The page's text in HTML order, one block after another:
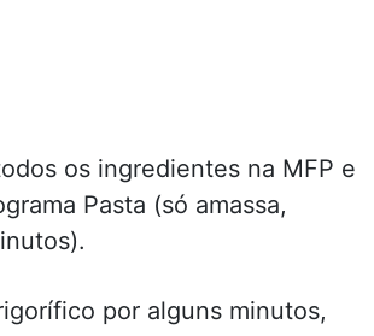
os ingredientes na MFP e
Pasta (só amassa,
por alguns minutos,